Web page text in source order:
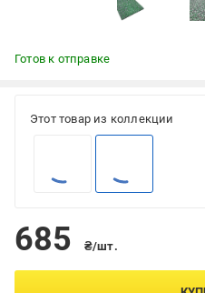
Готов к отправке
Этот товар из коллекции
685 ₴/шт.